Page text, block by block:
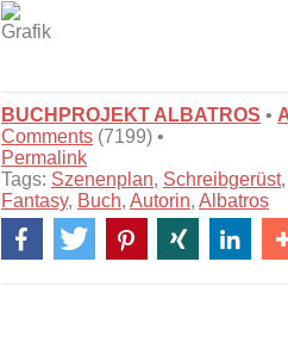
BUCHPROJEKT ALBATROS •
Comments (7199) •
Permalink
Tags: Szenenplan, Schreibgerüst
Fantasy, Buch, Autorin, Albatros